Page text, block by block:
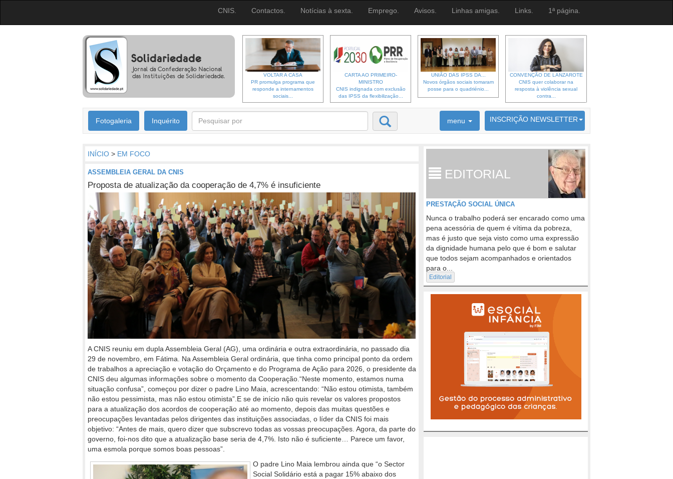
CNIS. Contactos. Notícias à sexta. Emprego. Avisos. Linhas amigas. Links. 1ª página.
VOLTAR A CASA
PR promulga programa que
responde a internamentos
sociais...
CARTA AO PRIMEIRO-
MINISTRO
CNIS indignada com exclusão
das IPSS da flexibilização...
UNIÃO DAS IPSS DA...
Novos órgãos sociais tomaram
posse para o quadriénio...
CONVENÇÃO DE LANZAROTE
CNIS quer colaborar na
resposta à violência sexual
contra...
Fotogaleria Inquérito menu INSCRIÇÃO NEWSLETTER
6692 membros inscritos
INÍCIO > EM FOCO
ASSEMBLEIA GERAL DA CNIS
Proposta de atualização da cooperação de 4,7% é insuficiente
A CNIS reuniu em dupla Assembleia Geral (AG), uma ordinária e outra extraordinária, no passado dia
29 de novembro, em Fátima. Na Assembleia Geral ordinária, que tinha como principal ponto da ordem
de trabalhos a apreciação e votação do Orçamento e do Programa de Ação para 2026, o presidente da
CNIS deu algumas informações sobre o momento da Cooperação.“Neste momento, estamos numa
situação confusa”, começou por dizer o padre Lino Maia, acrescentando: “Não estou otimista, também
não estou pessimista, mas não estou otimista”.E se de início não quis revelar os valores propostos
para a atualização dos acordos de cooperação até ao momento, depois das muitas questões e
preocupações levantadas pelos dirigentes das instituições associadas, o líder da CNIS foi mais
objetivo: “Antes de mais, quero dizer que subscrevo todas as vossas preocupações. Agora, da parte do
governo, foi-nos dito que a atualização base seria de 4,7%. Isto não é suficiente… Parece um favor,
uma esmola porque somos boas pessoas”.
O padre Lino Maia lembrou ainda que “o Sector
Social Solidário está a pagar 15% abaixo dos
EDITORIAL
PRESTAÇÃO SOCIAL ÚNICA
Nunca o trabalho poderá ser encarado como uma
pena acessória de quem é vítima da pobreza,
mas é justo que seja visto como uma expressão
da dignidade humana pelo que é bom e salutar
que todos sejam acompanhados e orientados
para o...
Editorial